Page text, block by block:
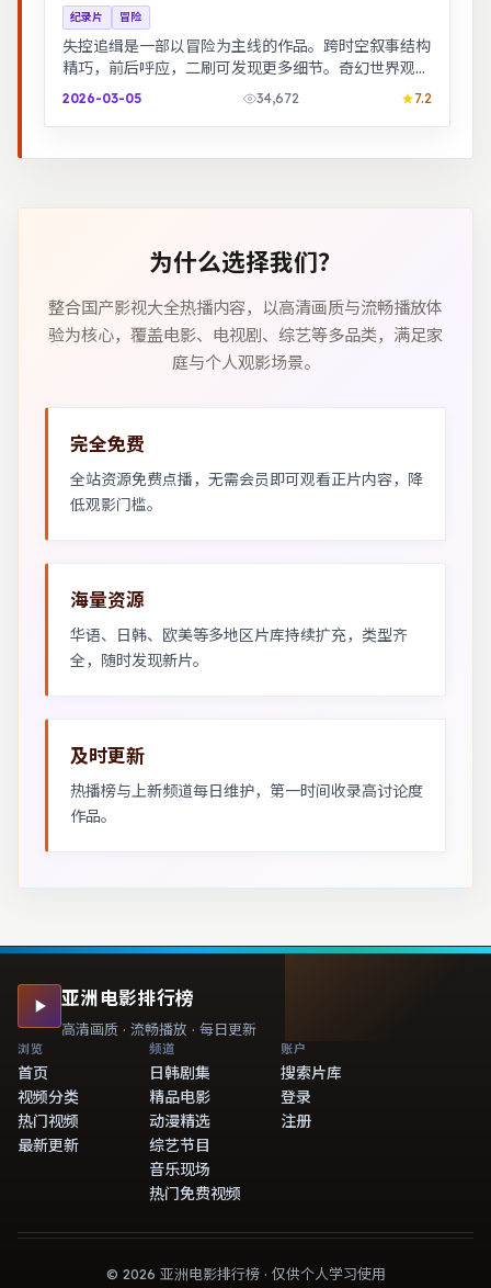
纪录片 冒险
失控追缉是一部以冒险为主线的作品。跨时空叙事结构
精巧，前后呼应，二刷可发现更多细节。奇幻世界观完
整，伏笔回收利落，适合系列化追看。
2026-03-05 34,672 7.2
为什么选择我们？
整合国产影视大全热播内容，以高清画质与流畅播放体
验为核心，覆盖电影、电视剧、综艺等多品类，满足家
庭与个人观影场景。
完全免费
全站资源免费点播，无需会员即可观看正片内容，降
低观影门槛。
海量资源
华语、日韩、欧美等多地区片库持续扩充，类型齐
全，随时发现新片。
及时更新
热播榜与上新频道每日维护，第一时间收录高讨论度
作品。
亚洲电影排行榜
高清画质 · 流畅播放 · 每日更新
浏览
首页
视频分类
热门视频
最新更新
频道
日韩剧集
精品电影
动漫精选
综艺节目
音乐现场
热门免费视频
账户
搜索片库
登录
注册
© 2026 亚洲电影排行榜· 仅供个人学习使用